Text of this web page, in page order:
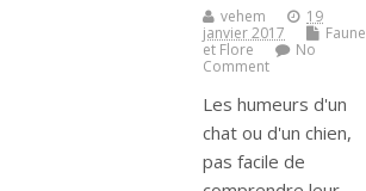
vehem
19
janvier 2017
Faune
et Flore
No
Comment
Les humeurs d'un
chat ou d'un chien,
pas facile de